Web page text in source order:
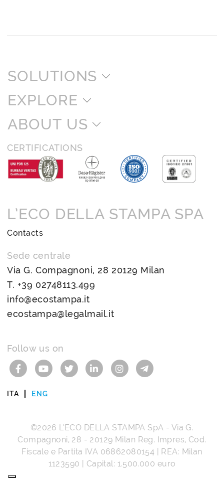
SOLUTIONS
EXPLORE
ABOUT US
CERTIFICATIONS
L’ECO DELLA STAMPA SPA
Contacts
Sede centrale
Via G. Compagnoni, 28 20129 Milan
T. +39 02748113.499
info@ecostampa.it
ecostampa@legalmail.it
Follow us on
ITA ENG
©2026 L’ECO DELLA STAMPA SpA - Via G.
Compagnoni, 28 - 20129 Milan Reg. Impres, Cod.
Fiscale e Partita IVA 06862080154 | REA: Milan
1123590 | Capital: 1.500.000 euro